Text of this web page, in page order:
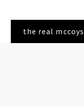
the real mccoys